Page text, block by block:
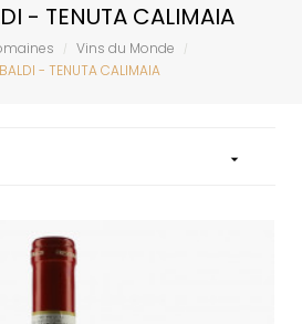
- TENUTA CALIMAIA
Vins du Monde
- TENUTA CALIMAIA
